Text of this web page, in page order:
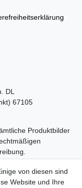
DL
67105
Produktbilder
UVP des
von diesen sind
Website und Ihre